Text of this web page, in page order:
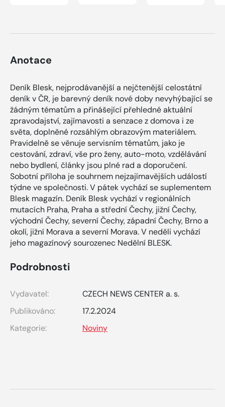
Anotace
Deník Blesk, nejprodávanější a nejčtenější celostátní
deník v ČR, je barevný deník nové doby nevyhýbající se
žádným tématům a přinášející přehledné aktuální
zpravodajství, zajímavosti a senzace z domova i ze
světa, doplněné rozsáhlým obrazovým materiálem.
Pravidelně se věnuje servisním tématům, jako je
cestování, zdraví, vše pro ženy, auto-moto, vzdělávání
nebo bydlení, články jsou plné rad a doporučení.
Sobotní příloha je souhrnem nejzajímavějších událostí
týdne ve společnosti. V pátek vychází se suplementem
Blesk magazín. Deník Blesk vychází v regionálních
mutacích Praha, Praha a střední Čechy, jižní Čechy,
východní Čechy, severní Čechy, západní Čechy, Brno a
okolí, jižní Morava a severní Morava. V neděli vychází
jeho magazínový sourozenec Nedělní BLESK.
Podrobnosti
Vydavatel:
CZECH NEWS CENTER a. s.
Publikováno:
17.2.2024
Kategorie:
Noviny